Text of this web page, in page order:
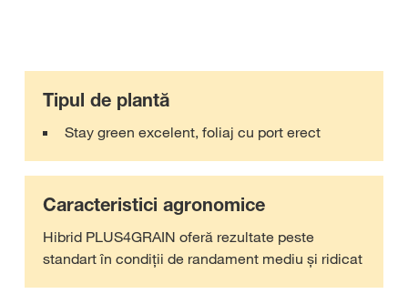
Tipul de plantă
Stay green excelent, foliaj cu port erect
Caracteristici agronomice
Hibrid PLUS4GRAIN oferă rezultate peste
standart în condiții de randament mediu și ridicat